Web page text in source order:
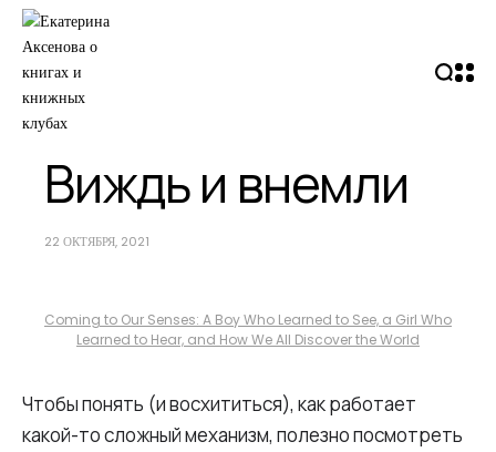
Виждь и внемли
22 ОКТЯБРЯ, 2021
Coming to Our Senses: A Boy Who Learned to See, a Girl Who
Learned to Hear, and How We All Discover the World
Чтобы понять (и восхититься), как работает
какой-то сложный механизм, полезно посмотреть